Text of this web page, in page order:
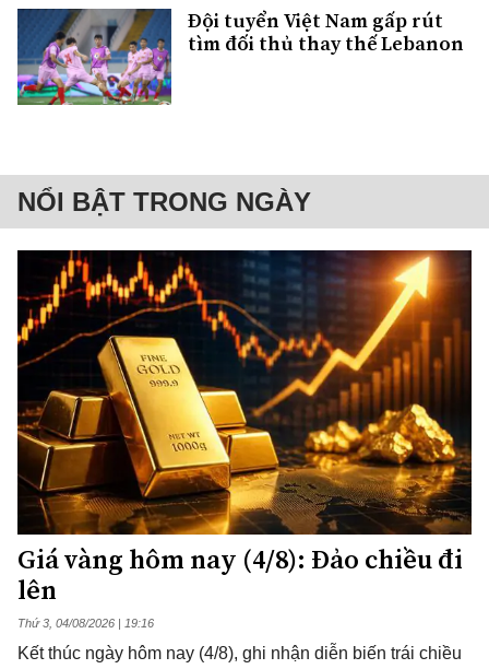
Đội tuyển Việt Nam gấp rút
tìm đối thủ thay thế Lebanon
NỔI BẬT TRONG NGÀY
Giá vàng hôm nay (4/8): Đảo chiều đi
lên
Thứ 3, 04/08/2026 | 19:16
Kết thúc ngày hôm nay (4/8), ghi nhận diễn biến trái chiều